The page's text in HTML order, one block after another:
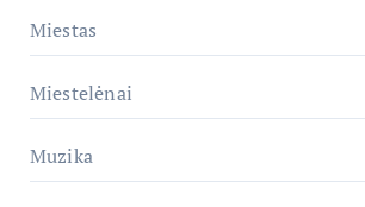
Miestas
Miestelėnai
Muzika